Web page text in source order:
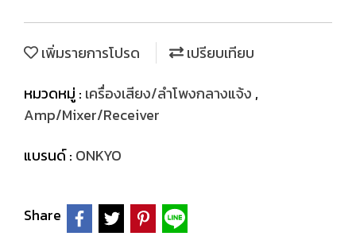
เพิ่มรายการโปรด
เปรียบเทียบ
หมวดหมู่ : เครื่องเสียง/ลำโพงกลางแจ้ง ,
Amp/Mixer/Receiver
แบรนด์ : ONKYO
Share